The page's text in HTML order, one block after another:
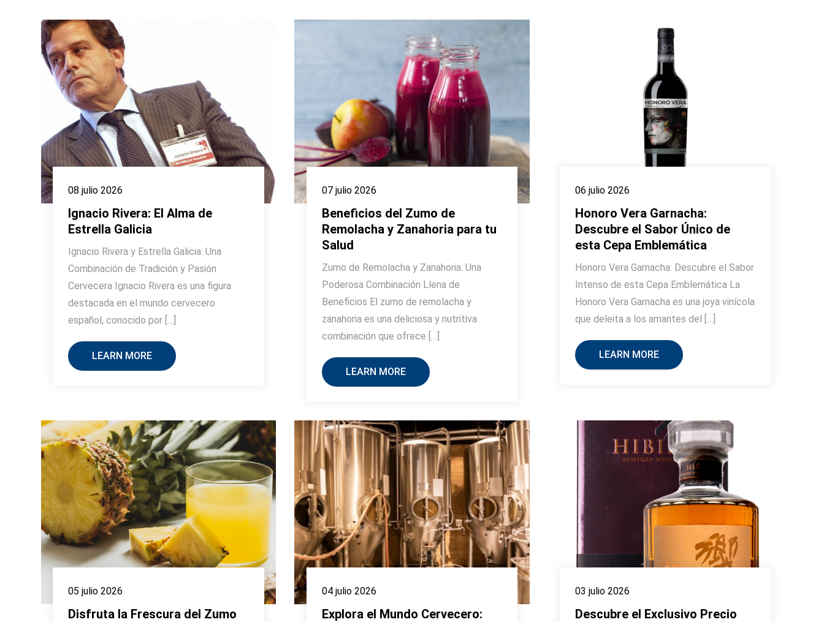
08 julio 2026
Ignacio Rivera: El Alma de
Estrella Galicia
Ignacio Rivera y Estrella Galicia: Una
Combinación de Tradición y Pasión
Cervecera Ignacio Rivera es una figura
destacada en el mundo cervecero
español, conocido por […]
LEARN MORE
07 julio 2026
Beneficios del Zumo de
Remolacha y Zanahoria para tu
Salud
Zumo de Remolacha y Zanahoria: Una
Poderosa Combinación Llena de
Beneficios El zumo de remolacha y
zanahoria es una deliciosa y nutritiva
combinación que ofrece […]
LEARN MORE
06 julio 2026
Honoro Vera Garnacha:
Descubre el Sabor Único de
esta Cepa Emblemática
Honoro Vera Garnacha: Descubre el Sabor
Intenso de esta Cepa Emblemática La
Honoro Vera Garnacha es una joya vinícola
que deleita a los amantes del […]
LEARN MORE
05 julio 2026
Disfruta la Frescura del Zumo
04 julio 2026
Explora el Mundo Cervecero:
03 julio 2026
Descubre el Exclusivo Precio